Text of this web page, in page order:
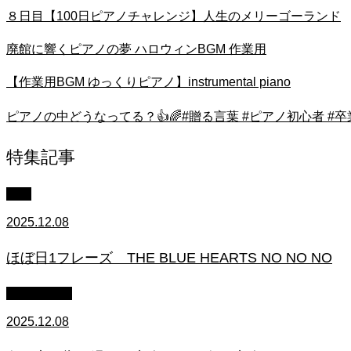
８日目【100日ピアノチャレンジ】人生のメリーゴーランド
廃館に響くピアノの夢 ハロウィンBGM 作業用
【作業用BGM ゆっくりピアノ】instrumental piano
ピアノの中どうなってる？👍🌈#贈る言葉 #ピアノ初心者 #卒
特集記事
2025.12.08
ほぼ日1フレーズ THE BLUE HEARTS NO NO NO
2025.12.08